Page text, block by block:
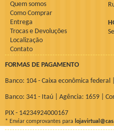
Quem somos
Como Comprar
Entrega
Trocas e Devoluções
Localização
Contato
FORMAS DE PAGAMENTO
Banco: 104 - Caixa econômica
Banco: 341 - Itaú | Agência: 1659 |
PIX - 14234924000167
* Enviar comprovantes para